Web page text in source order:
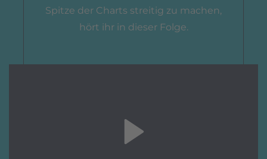
Spitze der Charts streitig zu machen,
hört ihr in dieser Folge.